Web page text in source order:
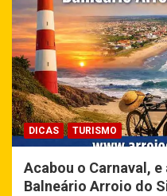
DICAS TURISMO
Acabou o Carnaval,
Balneário Arroio do